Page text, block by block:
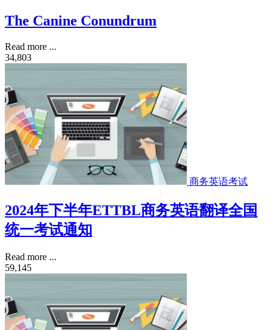
The Canine Conundrum
Read more ...
34,803
商务英语考试
2024年下半年ETTBL商务英语翻译全国
统一考试通知
Read more ...
59,145